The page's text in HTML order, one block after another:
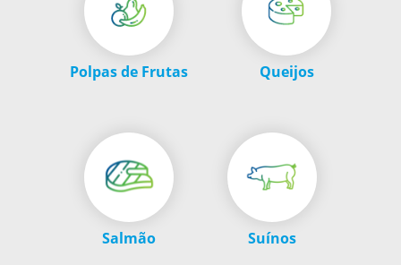
Polpas de Frutas Queijos
Salmão Suínos